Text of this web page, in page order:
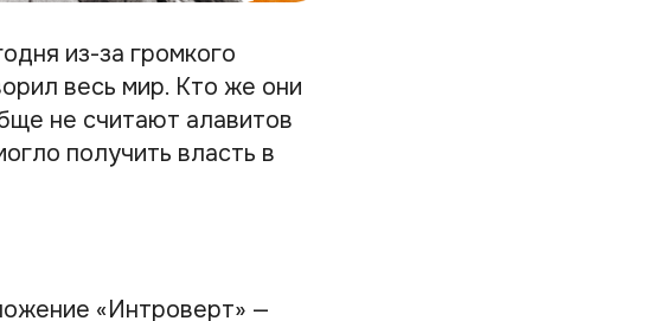
из-за громкого
весь мир. Кто же они
не считают алавитов
получить власть в
«Интроверт» —